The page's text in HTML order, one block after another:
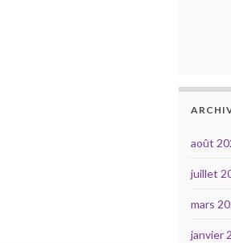
août
juillet
mars
janvier